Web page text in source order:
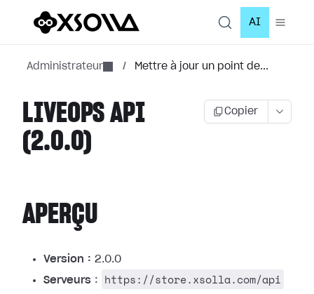
AI
Administrateur / Mettre à jour un point de...
LIVEOPS API
(2.0.0)
Copier
APERÇU
Version : 2.0.0
Serveurs : https://store.xsolla.com/api